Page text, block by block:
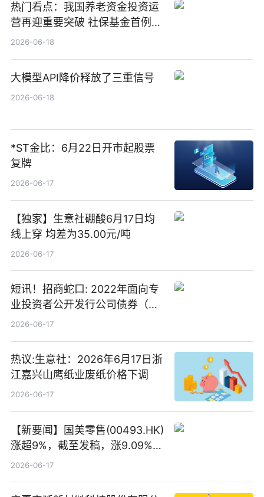
热门看点：我国养老资金投资运
营再迎重要突破 社保基金首例期
货账户完成开立
2026-06-18
大模型API降价释放了三重信号
2026-06-18
*ST金比：6月22日开市起股票
复牌
2026-06-17
【独家】生意社硼酸6月17日均
线上穿 均差为35.00元/吨
2026-06-17
短讯！招商蛇口: 2022年面向专
业投资者公开发行公司债券（第
二期）（品种二）2026年付息公
2026-06-17
热议:生意社：2026年6月17日浙
江嘉兴山鹰纸业废纸价格下调
2026-06-17
【新要闻】国美零售(00493.HK)
涨超9%，截至发稿，涨9.09%，
报0.012港元，成交额37.26万港
2026-06-17